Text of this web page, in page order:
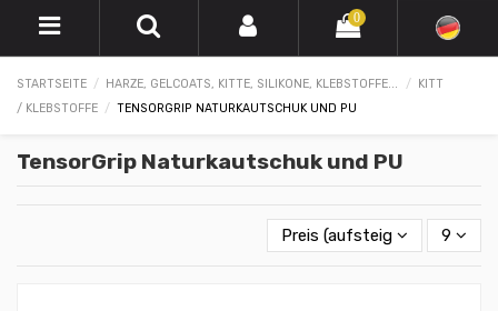
0
STARTSEITE HARZE, GELCOATS, KITTE, SILIKONE, KLEBSTOFFE...
KITT
/ KLEBSTOFFE
TENSORGRIP NATURKAUTSCHUK UND PU
TensorGrip Naturkautschuk und PU
Preis (aufsteigend) 9